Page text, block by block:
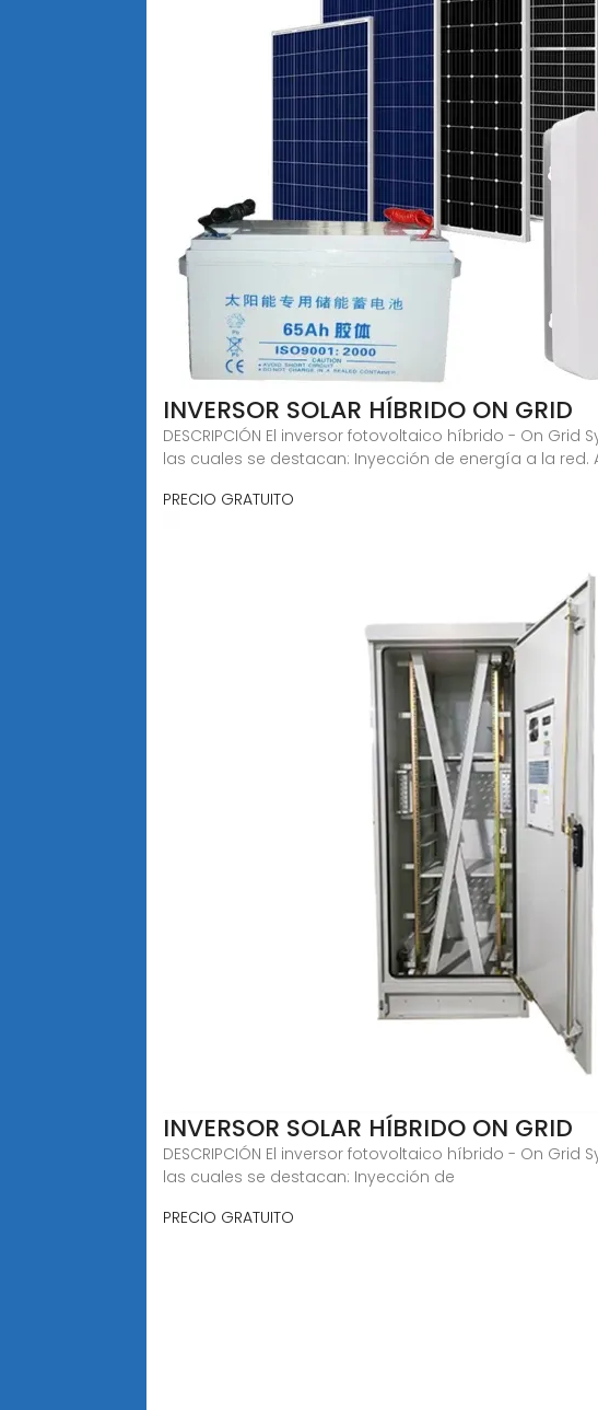
INVERSOR SOLAR HÍBRIDO ON GRID
DESCRIPCIÓN El inversor fotovoltaico híbrido - On
las cuales se destacan: Inyección de energía a la
PRECIO GRATUITO
INVERSOR SOLAR HÍBRIDO ON GRID
DESCRIPCIÓN El inversor fotovoltaico híbrido - On
las cuales se destacan: Inyección de
PRECIO GRATUITO